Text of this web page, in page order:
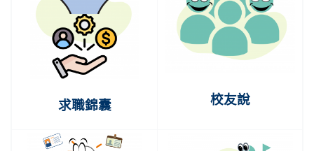
求職錦囊 校友說